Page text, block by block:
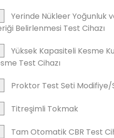
Yerinde Nükleer Yoğunluk
Belirlenmesi Test Cihazı
Yüksek Kapasiteli Kesme
Test Cihazı
Proktor Test Seti
Titreşimli Tokmak
Tam Otomatik CBR Test